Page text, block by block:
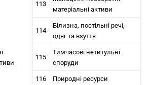
113
матеріальні активи
114
Білизна, постільні речі,
одяг та взуття
115
Тимчасові нетитульні
споруди
116 Природні ресурси